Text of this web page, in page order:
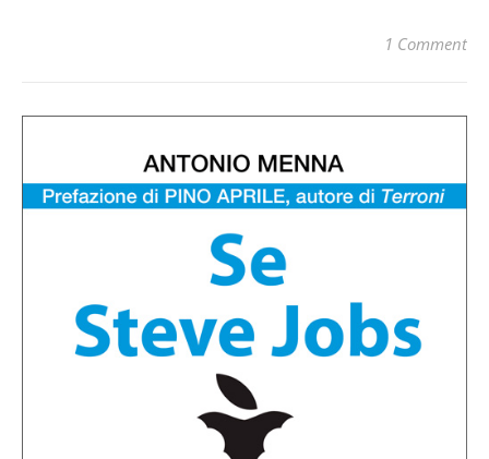
1 Comment